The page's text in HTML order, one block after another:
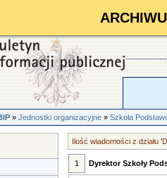
»Jednostki organizacyjne»Szkoła
Ilość wiadomości z działu
1 Dyrektor Szkoły